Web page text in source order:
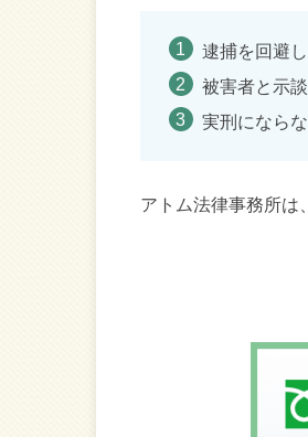
逮捕を回避
被害者と示
実刑になら
アトム法律事務所は